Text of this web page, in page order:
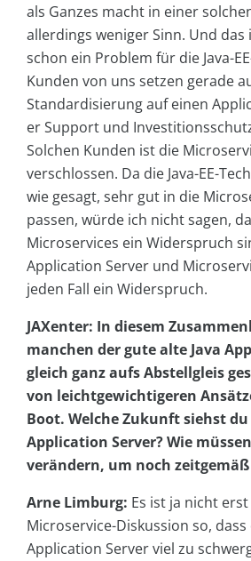
als Ganzes macht in einer
allerdings weniger Sinn. Und
schon ein Problem für die Java-
Kunden von uns setzen gerade
Standardisierung auf einen
er Support und
Solchen Kunden ist die
verschlossen. Da die Java-EE-
wie gesagt, sehr gut in die
passen, würde ich nicht sagen,
Microservices ein Widerspruch
Application Server und
jeden Fall ein Widerspruch.
JAXenter: In diesem
manchen der gute alte Java
gleich ganz aufs Abstellgleis
von leichtgewichtigeren
Boot. Welche Zukunft siehst
Application Server? Wie
verändern, um noch zeitgemäß
Arne Limburg: Es ist ja nicht
Microservice-Diskussion so,
Application Server viel zu